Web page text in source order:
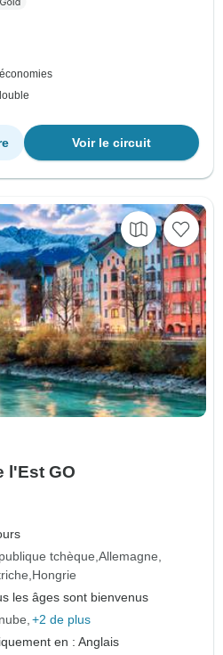
Voir le circuit
l'Est GO
tchèque Allemagne
Hongrie
les âges sont bienvenus
+2 de plus
en : Anglais